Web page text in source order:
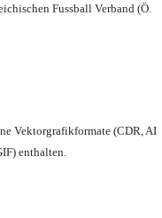
Fussball Verband (Ö.
Vektorgrafikformate (CDR, AI
enthalten.